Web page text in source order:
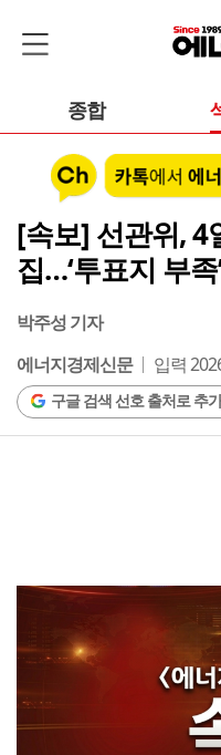
종합
[속보] 선관위, 4
집…‘투표지 부
박주성 기자
에너지경제신문
입력
구글 검색 선호 출처로 추가